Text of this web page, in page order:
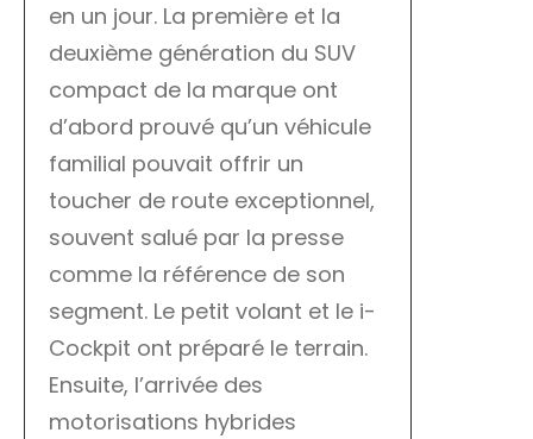
en un jour. La première et la
deuxième génération du SUV
compact de la marque ont
d’abord prouvé qu’un véhicule
familial pouvait offrir un
toucher de route exceptionnel,
souvent salué par la presse
comme la référence de son
segment. Le petit volant et le i-
Cockpit ont préparé le terrain.
Ensuite, l’arrivée des
motorisations hybrides